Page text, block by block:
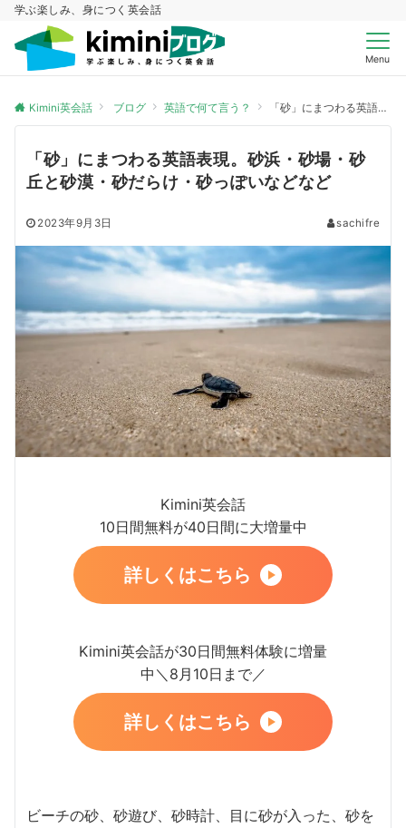
学ぶ楽しみ、身につく英会話
Menu
Kimini英会話 ブログ 英語で何て言う？ 「砂」にまつわる英語表現。砂浜・砂場・砂丘と砂漠・砂だらけ・砂っぽいなどなど
「砂」にまつわる英語表現。砂浜・砂場・砂
丘と砂漠・砂だらけ・砂っぽいなどなど
2023年9月3日 sachifre
Kimini英会話
10日間無料が40日間に大増量中
詳しくはこちら
Kimini英会話が30日間無料体験に増量
中＼8月10日まで／
詳しくはこちら
ビーチの砂、砂遊び、砂時計、目に砂が入った、砂を